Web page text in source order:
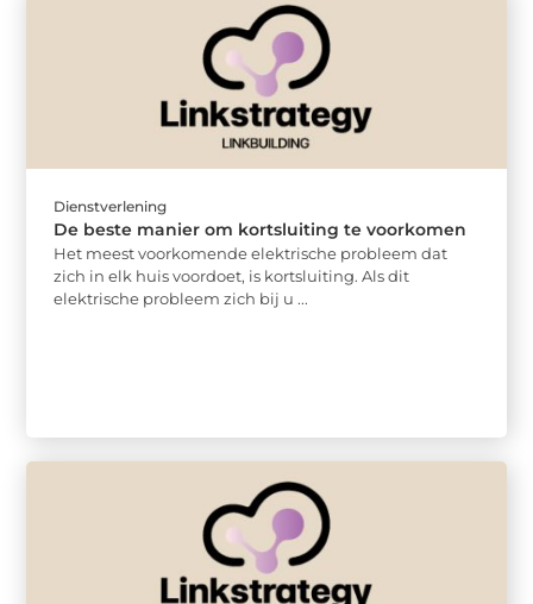
Dienstverlening
De beste manier om kortsluiting te voorkomen
Het meest voorkomende elektrische probleem dat
zich in elk huis voordoet, is kortsluiting. Als dit
elektrische probleem zich bij u ...